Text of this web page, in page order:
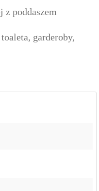
z poddaszem
garderoby,